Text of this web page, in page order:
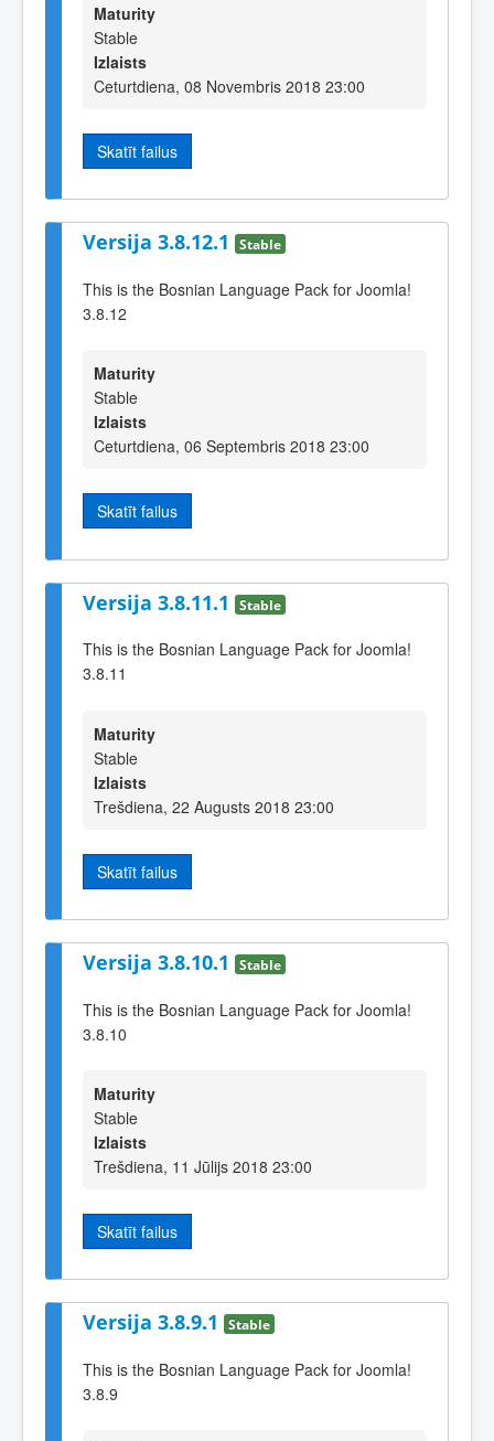
Maturity
Stable
Izlaists
Ceturtdiena, 08 Novembris 2018 23:00
Skatīt failus
Versija 3.8.12.1 Stable
This is the Bosnian Language Pack for Joomla!
3.8.12
Maturity
Stable
Izlaists
Ceturtdiena, 06 Septembris 2018 23:00
Skatīt failus
Versija 3.8.11.1 Stable
This is the Bosnian Language Pack for Joomla!
3.8.11
Maturity
Stable
Izlaists
Trešdiena, 22 Augusts 2018 23:00
Skatīt failus
Versija 3.8.10.1 Stable
This is the Bosnian Language Pack for Joomla!
3.8.10
Maturity
Stable
Izlaists
Trešdiena, 11 Jūlijs 2018 23:00
Skatīt failus
Versija 3.8.9.1 Stable
This is the Bosnian Language Pack for Joomla!
3.8.9